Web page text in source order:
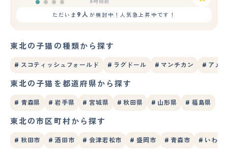
6時間前
ただいま 9人 が検討中！人気急上昇中です！
東北の子猫の種類から探す
# スコティッシュフォールド # ラグドール # マンチカン # アメ
東北の子猫を都道府県から探す
# 青森県 # 岩手県 # 宮城県 # 秋田県 # 山形県 # 福島県
東北の市区町村から探す
# 秋田市 # 酒田市 # 会津若松市 # 盛岡市 # 青森市 # いわき